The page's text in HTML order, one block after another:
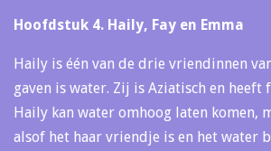
Hoofdstuk 4. Haily, Fay en Emma
Haily is één van de drie vriendinnen
gaven is water. Zij is Aziatisch en heeft
Haily kan water omhoog laten komen,
alsof het haar vriendje is en het water